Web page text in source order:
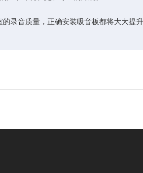
音质量，正确安装吸音板都将大大提升